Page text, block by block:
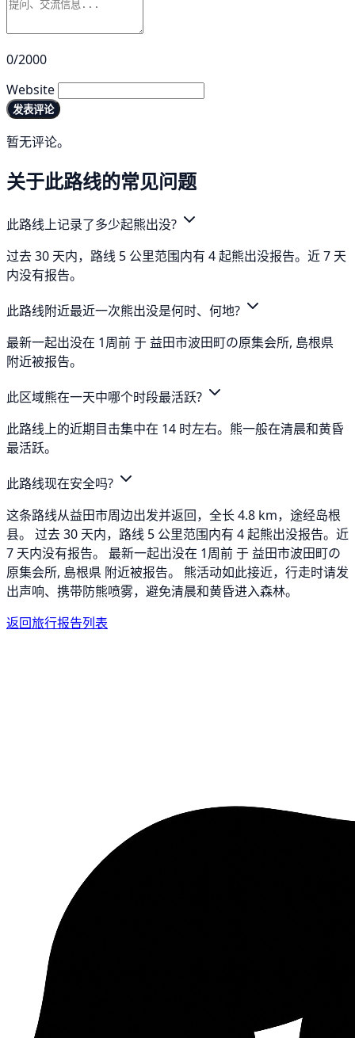
0/2000
Website
发表评论
暂无评论。
关于此路线的常见问题
此路线上记录了多少起熊出没?
过去 30 天内，路线 5 公里范围内有 4 起熊出没报告。近 7 天
内没有报告。
此路线附近最近一次熊出没是何时、何地?
最新一起出没在 1周前 于 益田市波田町の原集会所, 島根県
附近被报告。
此区域熊在一天中哪个时段最活跃?
此路线上的近期目击集中在 14 时左右。熊一般在清晨和黄昏
最活跃。
此路线现在安全吗?
这条路线从益田市周边出发并返回，全长 4.8 km，途经岛根
县。 过去 30 天内，路线 5 公里范围内有 4 起熊出没报告。近
7 天内没有报告。 最新一起出没在 1周前 于 益田市波田町の
原集会所, 島根県 附近被报告。 熊活动如此接近，行走时请发
出声响、携带防熊喷雾，避免清晨和黄昏进入森林。
返回旅行报告列表